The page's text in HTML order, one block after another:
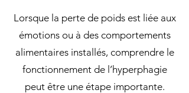
Lorsque la perte de poids est liée aux
émotions ou à des comportements
alimentaires installés, comprendre le
fonctionnement de l’hyperphagie
peut être une étape importante.